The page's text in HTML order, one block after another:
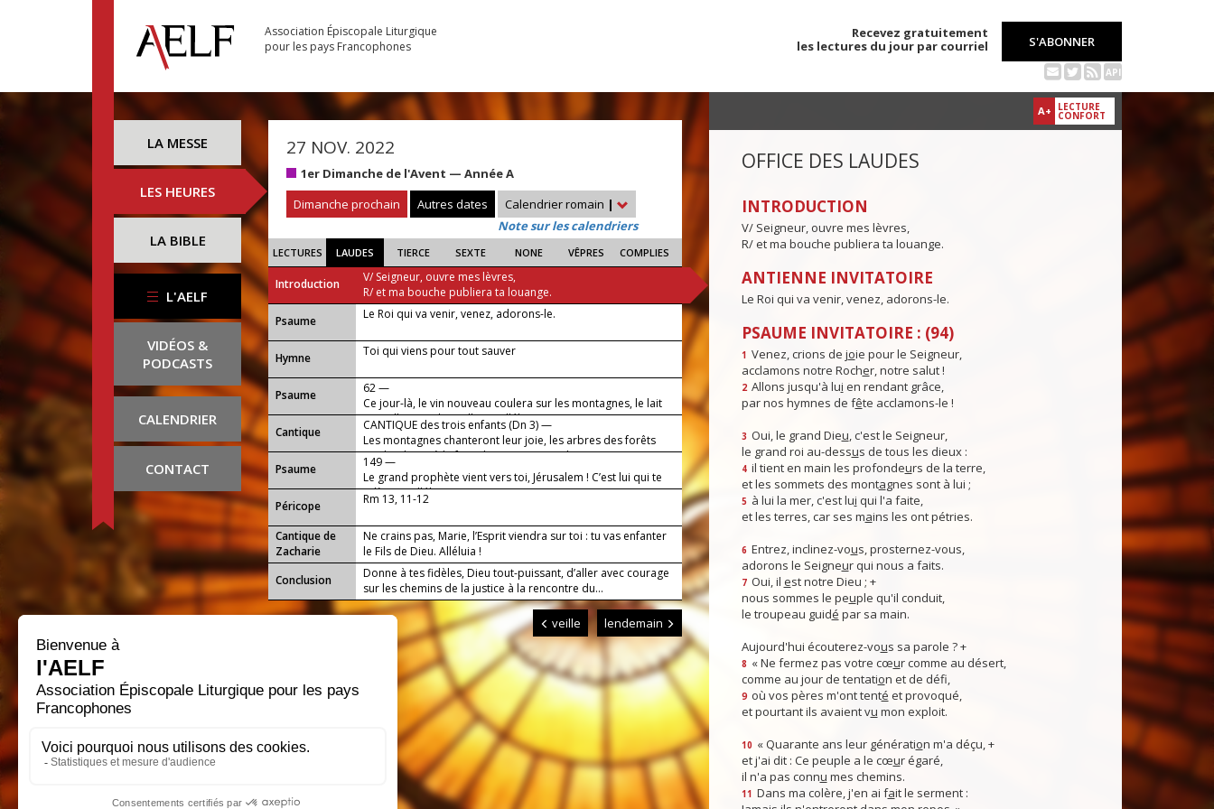
Association Épiscopale Liturgique
pour les pays Francophones
Recevez gratuitement
les lectures du jour par courriel
S'ABONNER
API
LA MESSE
LES HEURES
LA BIBLE
L'AELF
VIDÉOS &
PODCASTS
CALENDRIER
CONTACT
27 NOV. 2022
1er Dimanche de l'Avent — Année A
Dimanche prochain
Autres dates Calendrier romain |
Note sur les calendriers
LECTURES LAUDES TIERCE SEXTE NONE VÊPRES COMPLIES
Introduction
V/ Seigneur, ouvre mes lèvres,
R/ et ma bouche publiera ta louange.
Psaume
Le Roi qui va venir, venez, adorons-le.
Hymne Toi qui viens pour tout sauver
Psaume
62 —
Ce jour-là, le vin nouveau coulera sur les montagnes, le lait
ruissellera sur les collines, alléluia.
Cantique
CANTIQUE des trois enfants (Dn 3) —
Les montagnes chanteront leur joie, les arbres des forêts
applaudiront à la face du Seigneur, car il vient !
Psaume
149 —
Le grand prophète vient vers toi, Jérusalem ! C’est lui qui te
relèvera, alléluia.
Péricope
Rm 13, 11-12
Cantique de
Zacharie
Ne crains pas, Marie, l’Esprit viendra sur toi : tu vas enfanter
le Fils de Dieu. Alléluia !
Conclusion
Donne à tes fidèles, Dieu tout-puissant, d’aller avec courage
sur les chemins de la justice à la rencontre du...
veille lendemain
A+ LECTURE
CONFORT
OFFICE DES LAUDES
INTRODUCTION
V/ Seigneur, ouvre mes lèvres,
R/ et ma bouche publiera ta louange.
ANTIENNE INVITATOIRE
Le Roi qui va venir, venez, adorons-le.
PSAUME INVITATOIRE : (94)
1 Venez, crions de joie pour le Seigneur,
acclamons notre Rocher, notre salut !
2 Allons jusqu'à lui en rendant grâce,
par nos hymnes de fête acclamons-le !
3 Oui, le grand Dieu, c'est le Seigneur,
le grand roi au-dessus de tous les dieux :
4 il tient en main les profondeurs de la terre,
et les sommets des montagnes sont à lui ;
5 à lui la mer, c'est lui qui l'a faite,
et les terres, car ses mains les ont pétries.
6 Entrez, inclinez-vous, prosternez-vous,
adorons le Seigneur qui nous a faits.
7 Oui, il est notre Dieu ; +
nous sommes le peuple qu'il conduit,
le troupeau guidé par sa main.
Aujourd'hui écouterez-vous sa parole ? +
8 « Ne fermez pas votre cœur comme au désert,
comme au jour de tentation et de défi,
9 où vos pères m'ont tenté et provoqué,
et pourtant ils avaient vu mon exploit.
10 « Quarante ans leur génération m'a déçu, +
et j'ai dit : Ce peuple a le cœur égaré,
il n'a pas connu mes chemins.
11 Dans ma colère, j'en ai fait le serment :